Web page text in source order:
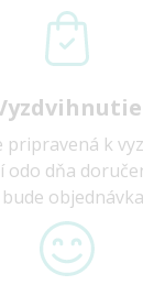
pripravená k
odo dňa